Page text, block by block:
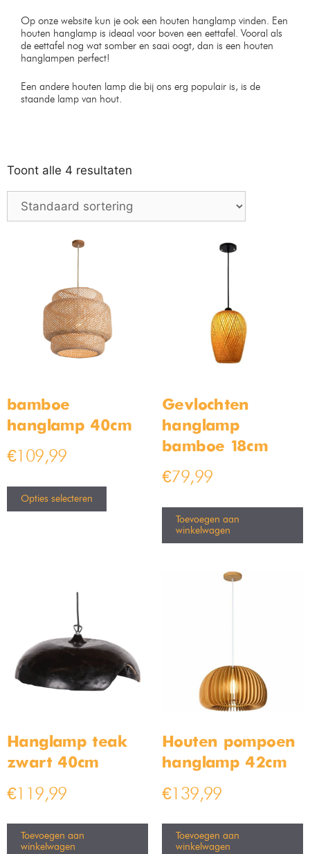
Op onze website kun je ook een houten hanglamp vinden. Een
houten hanglamp is ideaal voor boven een eettafel. Vooral als
de eettafel nog wat somber en saai oogt, dan is een houten
hanglampen perfect!
Een andere houten lamp die bij ons erg populair is, is de
staande lamp van hout.
Toont alle 4 resultaten
bamboe
hanglamp 40cm
€109,99
Opties selecteren
Gevlochten
hanglamp
bamboe 18cm
€79,99
Toevoegen aan
winkelwagen
Hanglamp teak
zwart 40cm
€119,99
Toevoegen aan
winkelwagen
Houten pompoen
hanglamp 42cm
€139,99
Toevoegen aan
winkelwagen